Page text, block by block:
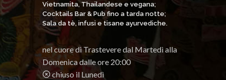
Vietnamita, Thailandese e vegana;
Cocktails Bar & Pub fino a tarda notte;
Sala da tè, infusi e tisane ayurvediche.
nel cuore di Trastevere dal Martedì alla
Domenica dalle ore 20:00
chiuso il Lunedì